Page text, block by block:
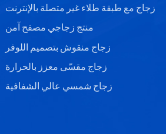
زجاج مع طبقة طلاء غير متصلة بالإنترنت
منتج زجاجي مصفح آمن
زجاج منقوش بتصميم اللوفر
زجاج مقسّى معزز بالحرارة
زجاج شمسي عالي الشفافية